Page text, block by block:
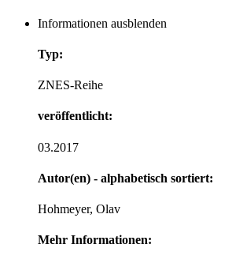
Informationen ausblenden
Typ:
ZNES-Reihe
veröffentlicht:
03.2017
Autor(en) - alphabetisch sortiert:
Hohmeyer, Olav
Mehr Informationen: